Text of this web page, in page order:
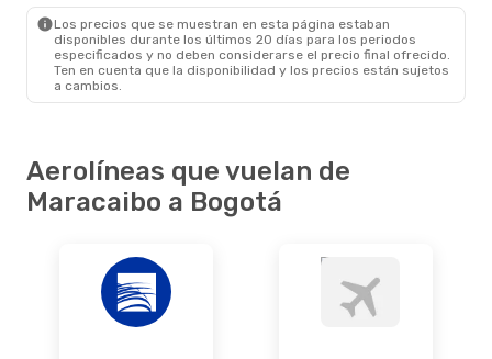
Los precios que se muestran en esta página estaban
disponibles durante los últimos 20 días para los periodos
especificados y no deben considerarse el precio final ofrecido.
Ten en cuenta que la disponibilidad y los precios están sujetos
a cambios.
Aerolíneas que vuelan de
Maracaibo a Bogotá